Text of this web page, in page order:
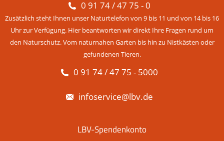
0 91 74 / 47 75 - 0
Zusätzlich steht Ihnen unser Naturtelefon von 9 bis 11 und von 14 bis 16
Uhr zur Verfügung. Hier beantworten wir direkt Ihre Fragen rund um
den Naturschutz. Vom naturnahen Garten bis hin zu Nistkästen oder
gefundenen Tieren.
0 91 74 / 47 75 - 5000
infoservice@lbv.de
LBV-Spendenkonto